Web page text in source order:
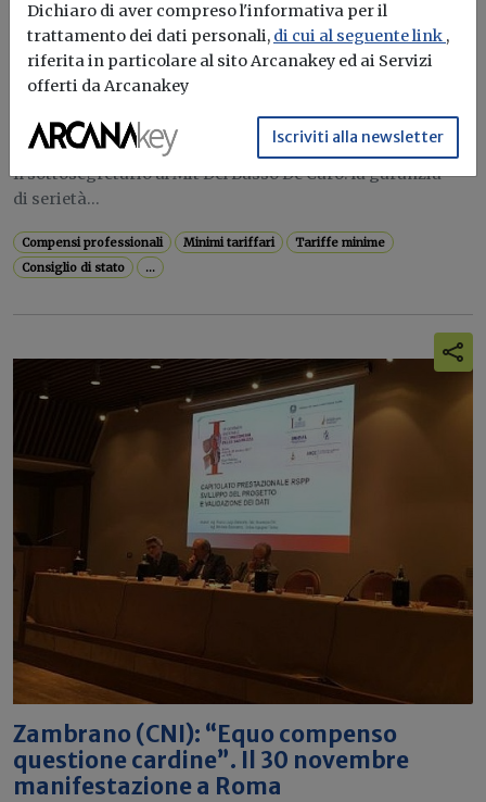
Prestazioni professionali gratuite, il
Governo si allinea alla sentenza del
Consiglio di Stato
Redazione Build News
Il sottosegretario al Mit Del Basso De Caro: la garanzia
di serietà...
Compensi professionali Minimi tariffari
Tariffe minime
Consiglio di stato
...
Zambrano (CNI): “Equo compenso
questione cardine”. Il 30 novembre
manifestazione a Roma
Dichiaro di aver compreso l'informativa per il
trattamento dei dati personali, di cui al seguente link ,
riferita in particolare al sito Arcanakey ed ai Servizi
offerti da Arcanakey
Iscriviti alla newsletter